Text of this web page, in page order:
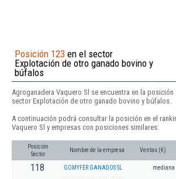
Posición 123 en el sector
Explotación de otro ganado bovino y
búfalos
Agroganadera Vaquero Sl se encuentra en la posición
sector Explotación de otro ganado bovino y búfalos.
A continuación podrá consultar la posición en el
Vaquero Sl y empresas con posiciones similares:
Posición
Sector
Nombre de la empresa Ventas (€)
118 GOMYFER GANADOS SL mediana